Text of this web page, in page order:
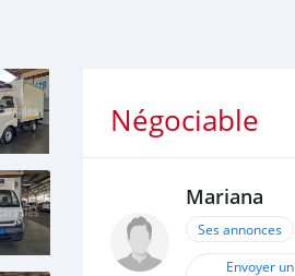
Négociable
Mariana
Ses annonces
Envoyer un